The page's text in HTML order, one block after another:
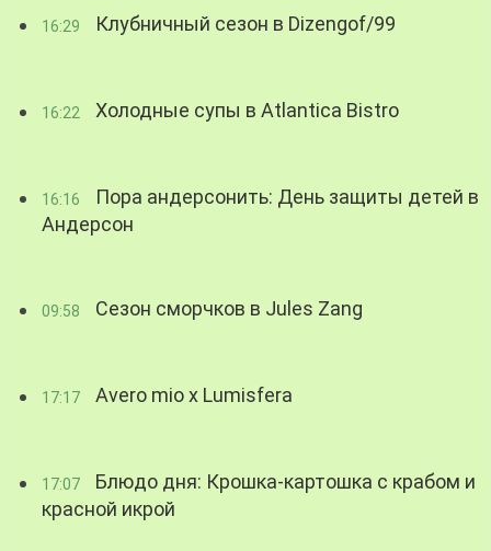
16:29 Клубничный сезон в Dizengof/99
16:22 Холодные супы в Atlantica Bistro
16:16
Пора андерсонить: День защиты детей в
Андерсон
09:58 Сезон сморчков в Jules Zang
17:17 Avero mio x Lumisfera
17:07
Блюдо дня: Крошка-картошка с крабом и
красной икрой